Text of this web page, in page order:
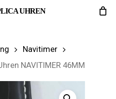
UHREN
Navitimer
NAVITIMER 46MM